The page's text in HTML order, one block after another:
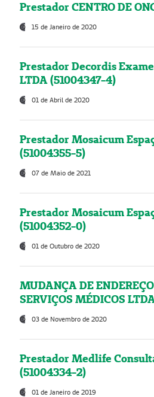
Prestador CENTRO DE
15 de Janeiro de 2020
Prestador Decordis
LTDA (51004347-4)
01 de Abril de 2020
Prestador Mosaicum
(51004355-5)
07 de Maio de 2021
Prestador Mosaicum
(51004352-0)
01 de Outubro de 2020
MUDANÇA DE
SERVIÇOS MÉDICOS
03 de Novembro de 2020
Prestador Medlife
(51004334-2)
01 de Janeiro de 2019